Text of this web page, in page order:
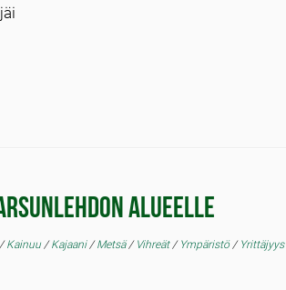
alueelle
/Kainuu/Kajaani/Metsä/ Vihreät/ Ympäristö/ Yrittäjyys